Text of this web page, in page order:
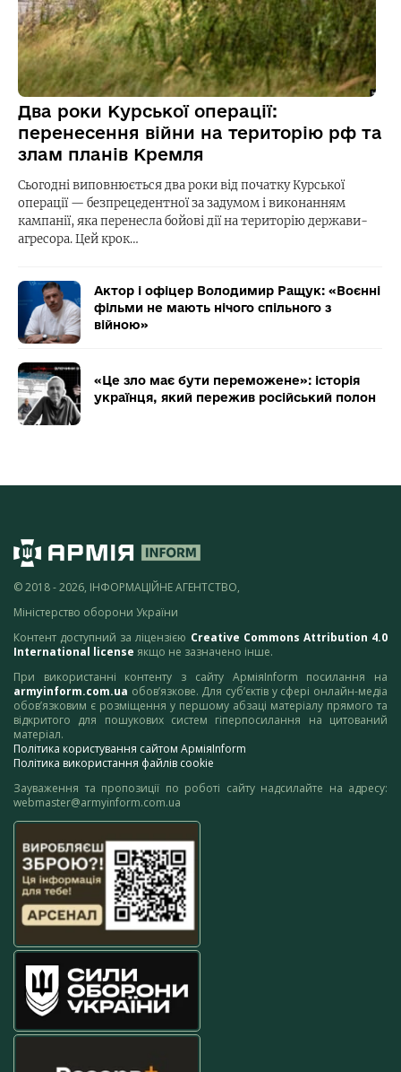
Два роки Курської операції:
перенесення війни на територію рф та
злам планів Кремля
Сьогодні виповнюється два роки від початку Курської
операції — безпрецедентної за задумом і виконанням
кампанії, яка перенесла бойові дії на територію держави-
агресора. Цей крок…
Актор і офіцер Володимир Ращук: «Воєнні
фільми не мають нічого спільного з
війною»
«Це зло має бути переможене»: історія
українця, який пережив російський полон
© 2018 - 2026, ІНФОРМАЦІЙНЕ АГЕНТСТВО,
Міністерство оборони України
Контент доступний за ліцензією Creative Commons Attribution 4.0
International license якщо не зазначено інше.
При використанні контенту з сайту АрміяInform посилання на
armyinform.com.ua обов’язкове. Для суб’єктів у сфері онлайн-медіа
обов’язковим є розміщення у першому абзаці матеріалу прямого та
відкритого для пошукових систем гіперпосилання на цитований
матеріал.
Політика користування сайтом АрміяInform
Політика використання файлів cookie
Зауваження та пропозиції по роботі сайту надсилайте на адресу:
webmaster@armyinform.com.ua